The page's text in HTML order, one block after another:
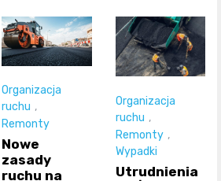
Organizacja
ruchu ,
Remonty
Nowe
zasady
ruchu na
Organizacja
ruchu ,
Remonty ,
Wypadki
Utrudnienia